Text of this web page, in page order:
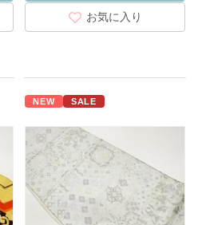
お気に入り
NEW SALE